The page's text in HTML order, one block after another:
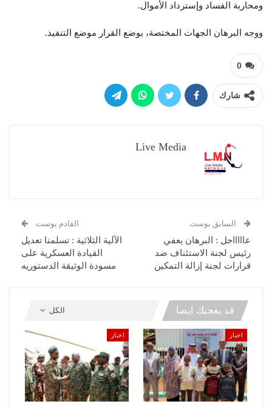
ومحاربة الفساد وإسترداد الأموال.
ووجه البرهان الجهات المختصة، بوضع القرار موضع التنفيذ.
0
شارك
Live Media
السابق بوست
عاااااجل : البرهان يعفي
رئيس لجنة الاستئناف ضد
قرارات لجنة إزالة التمكين
القادم بوست
الآلية الثلاثية : تسلمنا تعديل
القيادة العسكرية على
مسودة الوثيقة الدستوريه
الكل قد يعجبك ايضا
اخبار اخبار